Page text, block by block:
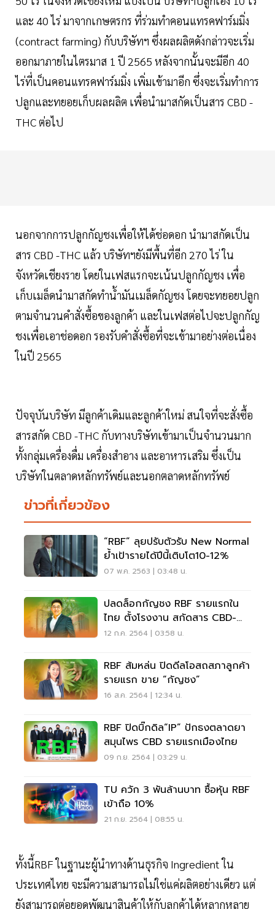
และ 40 ไร่ มาจากเกษตรกร ที่ร่วมทำคอนแทรคฟาร์มมิ่ง
(contract farming) กับบริษัทฯ ซึ่งผลผลิตดังกล่าวจะเริ่ม
ออกมาภายในไตรมาส 1 ปี 2565 หลังจากนั้นจะมีอีก 40
ไร่ที่เป็นคอนแทรคฟาร์มมิ่ง เพิ่มเข้ามาอีก ซึ่งจะเริ่มทำการ
ปลูกและทยอยเก็บผลผลิต เพื่อนำมาสกัดเป็นสาร CBD -
THC ต่อไป
นอกจากการปลูกกัญชงเพื่อให้ได้ช่อดอก นำมาสกัดเป็น
สาร CBD -THC แล้ว บริษัทฯยังมีพื้นที่อีก 270 ไร่ ใน
จังหวัดเชียงราย โดยในเฟสแรกจะเน้นปลูกกัญชง เพื่อ
เก็บเมล็ดนำมาสกัดทำน้ำมันเมล็ดกัญชง โดยจะทยอยปลูก
ตามจำนวนคำสั่งซื้อของลูกค้า และในเฟสต่อไปจะปลูกกัญ
ชงเพื่อเอาช่อดอก รองรับคำสั่งซื้อที่จะเข้ามาอย่างต่อเนื่อง
ในปี 2565
ปัจจุบันบริษัท มีลูกค้าเดิมและลูกค้าใหม่ สนใจที่จะสั่งซื้อ
สารสกัด CBD -THC กับทางบริษัทเข้ามาเป็นจำนวนมาก
ทั้งกลุ่มเครื่องดื่ม เครื่องสำอาง และอาหารเสริม ซึ่งเป็น
บริษัทในตลาดหลักทรัพย์และนอกตลาดหลักทรัพย์
ข่าวที่เกี่ยวข้อง
“RBF” ลุยปรับตัวรับ New Normal
ย้ำเป้ารายได้ปีนี้เติบโต10-12%
07 พ.ค. 2563 | 03:48 น.
ปลดล็อกกัญชง RBF รายแรกใน
ไทย ตั้งโรงงาน สกัดสาร CBD-
THC
12 ก.ค. 2564 | 03:58 น.
RBF ส้มหล่น ปิดดีลโอสถสภาลูกค้า
รายแรก ขาย “กัญชง”
16 ส.ค. 2564 | 12:34 น.
RBF ปิดบิ๊กดิล“IP” ปักธงตลาดยา
สมุนไพร CBD รายแรกเมืองไทย
09 ก.ย. 2564 | 03:29 น.
TU ควัก 3 พันล้านบาท ซื้อหุ้น RBF
เข้าถือ 10%
21 ก.ย. 2564 | 08:55 น.
ทั้งนี้RBF ในฐานะผู้นำทางด้านธุรกิจ Ingredient ใน
ประเทศไทย จะมีความสามารถไม่ใช่แค่ผลิตอย่างเดียว แต่
ยังสามารถต่อยอดพัฒนาสินค้าให้กับลูกค้าได้หลากหลาย